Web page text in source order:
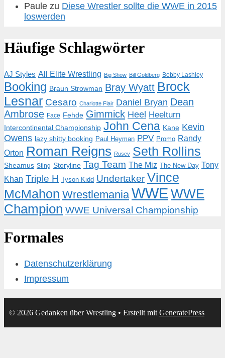
Paule zu Diese Wrestler sollte die WWE in 2015
loswerden
Häufige Schlagwörter
AJ Styles All Elite Wrestling Big Show Bill Goldberg Bobby Lashley
Booking Braun Strowman Bray Wyatt Brock
Lesnar Cesaro Charlotte Flair Daniel Bryan Dean
Ambrose Face Fehde Gimmick Heel Heelturn
Intercontinental Championship John Cena Kane Kevin
Owens lazy shitty booking Paul Heyman PPV Promo Randy
Orton Roman Reigns Rusev Seth Rollins
Sheamus Sting Storyline Tag Team The Miz The New Day Tony
Khan Triple H Tyson Kidd Undertaker Vince
McMahon Wrestlemania WWE WWE
Champion WWE Universal Championship
Formales
Datenschutzerklärung
Impressum
© 2026 Gedanken über Wrestling • Erstellt mit GeneratePress